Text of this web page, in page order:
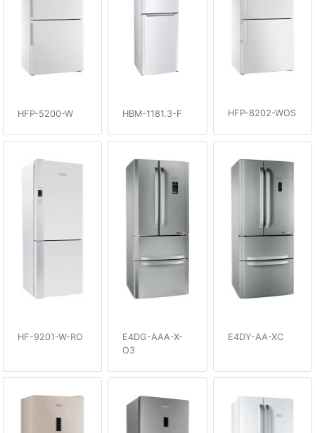
HFP-5200-W HBM-1181.3-F HFP-8202-WOS
HF-9201-W-RO
E4DG-AAA-X-
O3
E4DY-AA-XC